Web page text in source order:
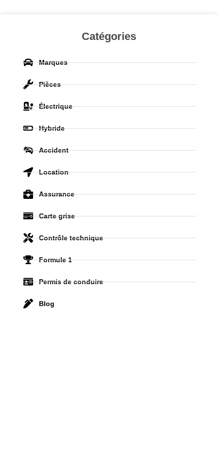
Catégories
Marques
Pièces
Électrique
Hybride
Accident
Location
Assurance
Carte grise
Contrôle technique
Formule 1
Permis de conduire
Blog